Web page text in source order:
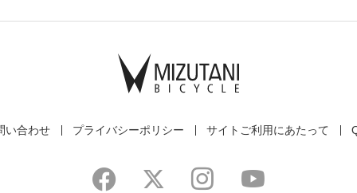
い合わせ プライバシーポリシー サイトご利用にあたって